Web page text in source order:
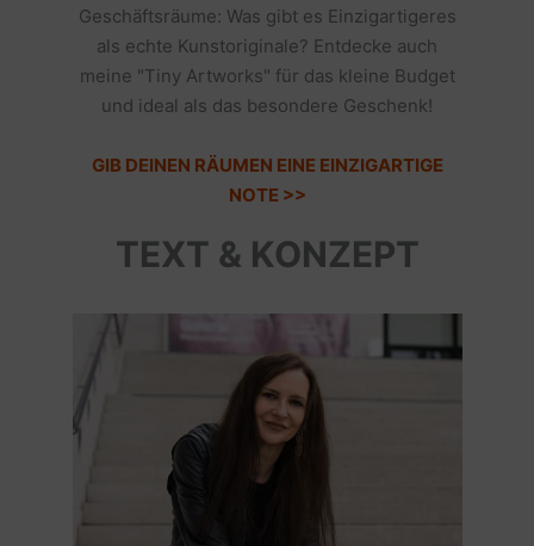
Geschäftsräume: Was gibt es Einzigartigeres
als echte Kunstoriginale? Entdecke auch
meine "Tiny Artworks" für das kleine Budget
und ideal als das besondere Geschenk!
GIB DEINEN RÄUMEN EINE EINZIGARTIGE
NOTE >>
TEXT & KONZEPT